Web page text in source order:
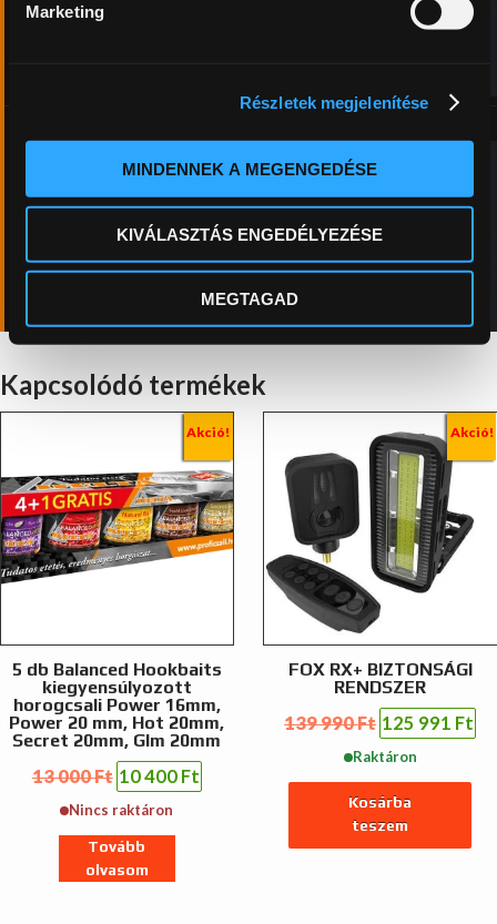
Marketing
Részletek megjelenítése
MINDENNEK A MEGENGEDÉSE
KIVÁLASZTÁS ENGEDÉLYEZÉSE
MEGTAGAD
5,0
Minden egy helyen, ami a nagyponty horgászathoz kell! A
kiváló minőségű bojliktól az etetőhajóig, ami évtizedek óta az
a különböző aprócikkekből. A tulajdonos bárkinek szívesen
segít, akinek valamilyen kérdése lenne a termékekkel
kapcsolatban, ezzel hozzáseg…
MEGTEKINTÉS A GOOGLE-ON
Kapcsolódó termékek
Akció!
5 db Balanced Hookbaits
kiegyensúlyozott
horogcsali Power 16mm,
Power 20 mm, Hot 20mm,
Secret 20mm, Glm 20mm
13 000Ft Original
price
was:
13
10 400 Ft
price
Nincs raktáron
Tovább
olvasom
Akció!
FOX RX+ BIZTONSÁGI
RENDSZER
139 990Ft Original
price
was:
139
990 Ft.
125 991 Ft
Raktáron
Kosárba
teszem